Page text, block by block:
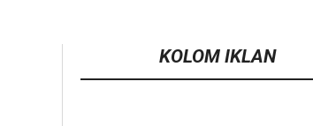
KOLOM IKLAN